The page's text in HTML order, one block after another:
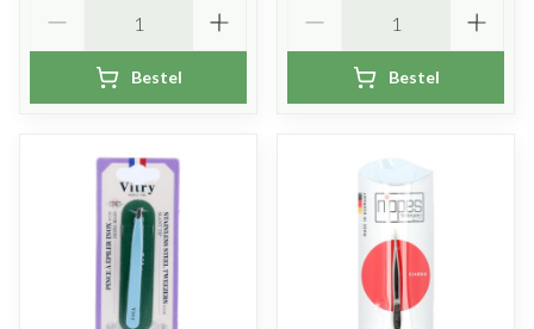
Bestel Bestel